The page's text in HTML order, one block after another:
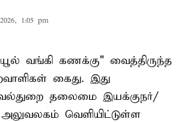
1:05 pm
வங்கி கணக்கு" வைத்திருந்த
கைது. இது
தலைமை இயக்குநர்/
வெளியிட்டுள்ள